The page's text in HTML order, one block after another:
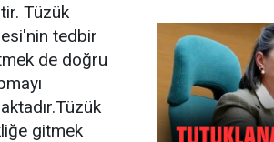
Tüzük
tedbir
de doğru
gitmek